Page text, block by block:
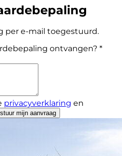
per e-mail toegestuurd.
ontvangen? *
privacyverklaring en
mijn aanvraag